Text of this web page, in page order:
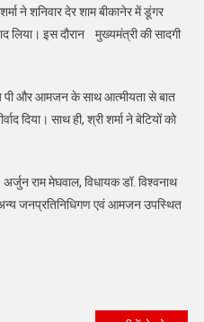
ने शनिवार देर शाम बीकानेर में डूंगर
लिया। इस दौरान मुख्यमंत्री की सादगी
पी और आमजन के साथ आत्मीयता से बात
दिया। साथ ही, श्री शर्मा ने बेटियों को
राम मेघवाल, विधायक डॉ. विश्वनाथ
जनप्रतिनिधिगण एवं आमजन उपस्थित